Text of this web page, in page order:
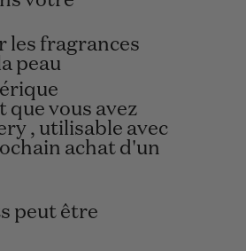
les fragrances
peau
vous avez
, utilisable avec
achat d'un
peut être